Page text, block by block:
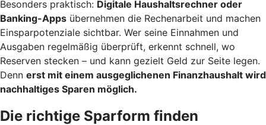
Besonders praktisch: Digitale Haushaltsrechner oder
Banking-Apps übernehmen die Rechenarbeit und machen
Einsparpotenziale sichtbar. Wer seine Einnahmen und
Ausgaben regelmäßig überprüft, erkennt schnell, wo
Reserven stecken – und kann gezielt Geld zur Seite legen.
Denn erst mit einem ausgeglichenen Finanzhaushalt wird
nachhaltiges Sparen möglich.
Die richtige Sparform finden